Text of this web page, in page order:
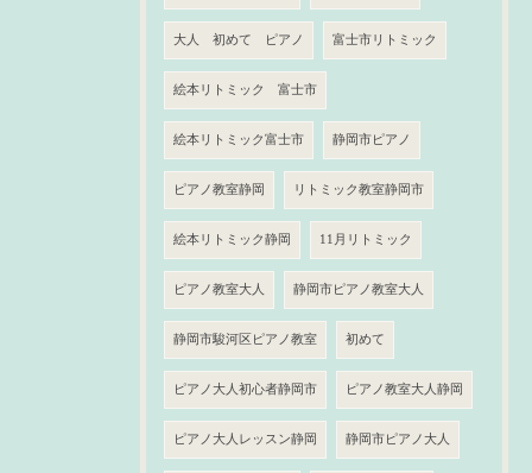
大人 初めて ピアノ 富士市リトミック
絵本リトミック 富士市
絵本リトミック富士市 静岡市ピアノ
ピアノ教室静岡 リトミック教室静岡市
絵本リトミック静岡 11月リトミック
ピアノ教室大人 静岡市ピアノ教室大人
静岡市駿河区ピアノ教室 初めて
ピアノ大人初心者静岡市 ピアノ教室大人静岡
ピアノ大人レッスン静岡 静岡市ピアノ大人